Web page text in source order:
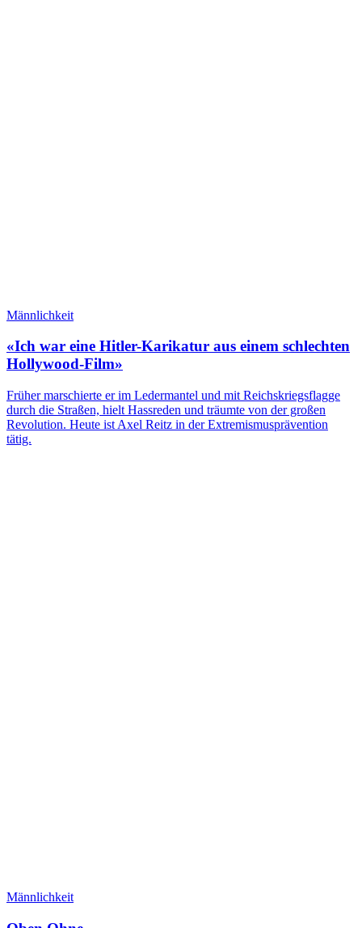
Männlichkeit
«Ich war eine Hitler-Karikatur aus einem schlechten
Hollywood-Film»
Früher marschierte er im Ledermantel und mit Reichskriegsflagge
durch die Straßen, hielt Hassreden und träumte von der großen
Revolution. Heute ist Axel Reitz in der Extremismusprävention
tätig.
Männlichkeit